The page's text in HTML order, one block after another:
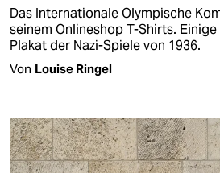
Das Internationale Olympische
seinem Onlineshop T-Shirts.
Plakat der Nazi-Spiele von 1936.
Von Louise Ringel